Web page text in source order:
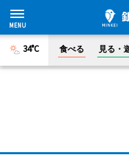
34°C 食べる 見る・